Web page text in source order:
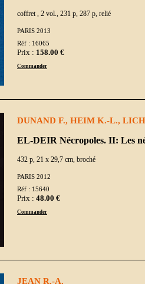
coffret , 2 vol., 231 p, 287 p, relié
PARIS 2013
Réf : 16065
Prix : 158.00 €
Commander
DUNAND F., HEIM K.-L.,
EL-DEIR Nécropoles. II: Les
432 p, 21 x 29,7 cm, broché
PARIS 2012
Réf : 15640
Prix : 48.00 €
Commander
JEAN R.-A.